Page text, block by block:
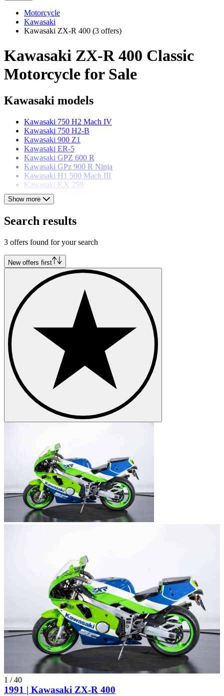
Motorcycle
Kawasaki
Kawasaki ZX-R 400 (3 offers)
Kawasaki ZX-R 400 Classic
Motorcycle for Sale
Kawasaki models
Kawasaki 750 H2 Mach IV
Kawasaki 750 H2-B
Kawasaki 900 Z1
Kawasaki ER-5
Kawasaki GPZ 600 R
Kawasaki GPz 900 R Ninja
Kawasaki H1 500 Mach III
Kawasaki KX 250
Kawasaki KX 400
Kawasaki Z 1000
Kawasaki Z 900
Show more
Search results
3 offers found for your search
New offers first
1 /40
1991 | Kawasaki ZX-R 400